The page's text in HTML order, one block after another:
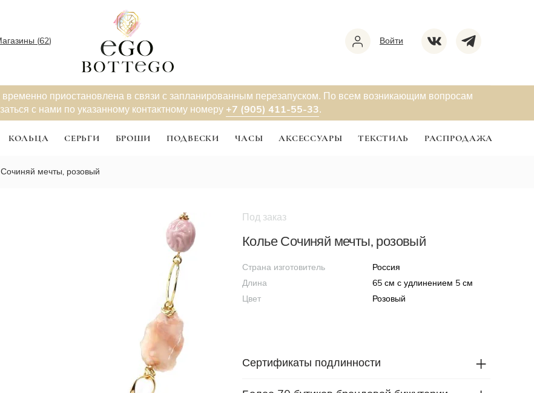
(62) Войти
приостановлена в связи с запланированным перезапуском. По всем возникающим вопросам
с нами по указанному контактному номеру +7 (905) 411-55-33.
КОЛЬЦА СЕРЬГИ БРОШИ ПОДВЕСКИ ЧАСЫ АКСЕССУАРЫ ТЕКСТИЛЬ РАСПРОДАЖА
мечты, розовый
Под заказ
Колье Сочиняй мечты, розовый
Страна изготовитель
Россия
Длина
65 см с удлинением 5 см
Цвет
Розовый
Сертификаты подлинности